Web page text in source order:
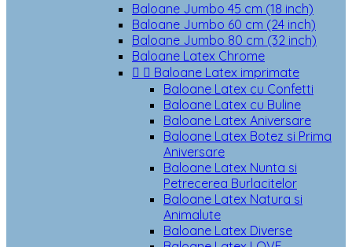
Baloane Jumbo 45 cm (18 inch)
Baloane Jumbo 60 cm (24 inch)
Baloane Jumbo 80 cm (32 inch)
Baloane Latex Chrome
  Baloane Latex imprimate
Baloane Latex cu Confetti
Baloane Latex cu Buline
Baloane Latex Aniversare
Baloane Latex Botez si Prima
Aniversare
Baloane Latex Nunta si
Petrecerea Burlacitelor
Baloane Latex Natura si
Animalute
Baloane Latex Diverse